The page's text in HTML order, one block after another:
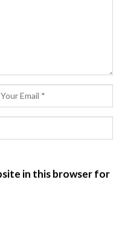
in this browser for